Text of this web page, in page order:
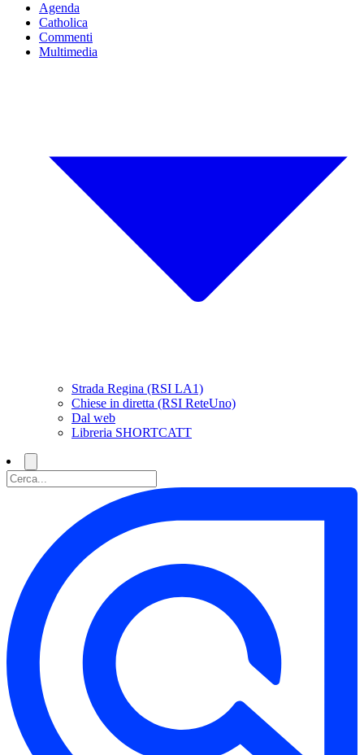
Agenda
Catholica
Commenti
Multimedia
Strada Regina (RSI LA1)
Chiese in diretta (RSI ReteUno)
Dal web
Libreria SHORTCATT